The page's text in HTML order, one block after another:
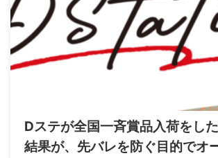
Dステが全国一斉賞品入荷をし
結果が、先バレを防ぐ目的でオ